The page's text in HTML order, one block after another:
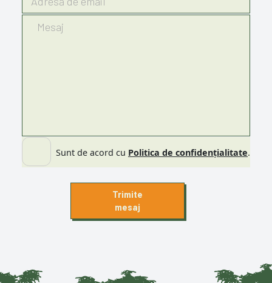
Sunt de acord cu Politica de confidențialitate.
Trimite
mesaj